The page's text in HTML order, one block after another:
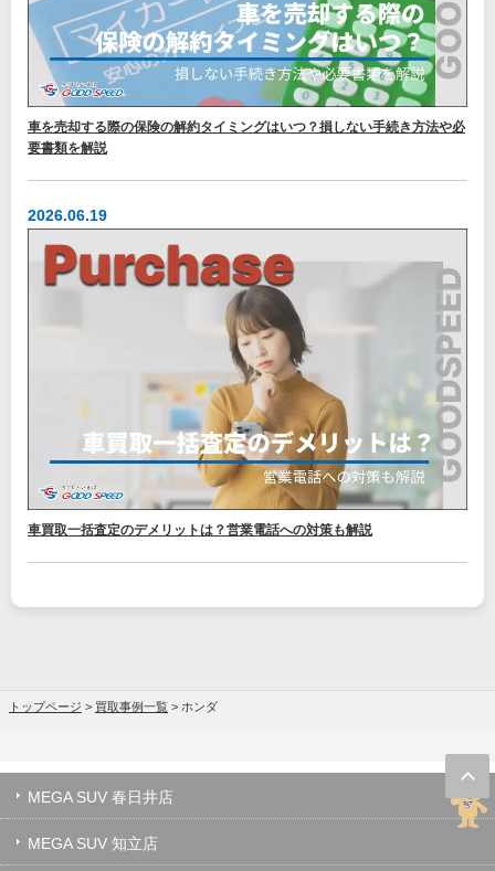
車を売却する際の保険の解約タイミングはいつ？損しない手続き方法や必
要書類を解説
2026.06.19
車買取一括査定のデメリットは？営業電話への対策も解説
トップページ > 買取事例一覧 > ホンダ
MEGA SUV 春日井店
MEGA SUV 知立店